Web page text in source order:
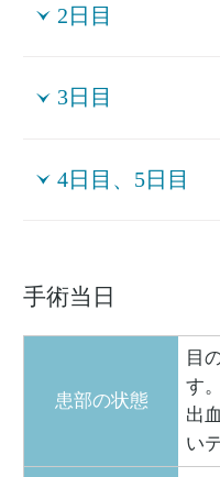
2日目
3日目
4日目、5日目
手術当日
患部の状態
目
す。
出
い